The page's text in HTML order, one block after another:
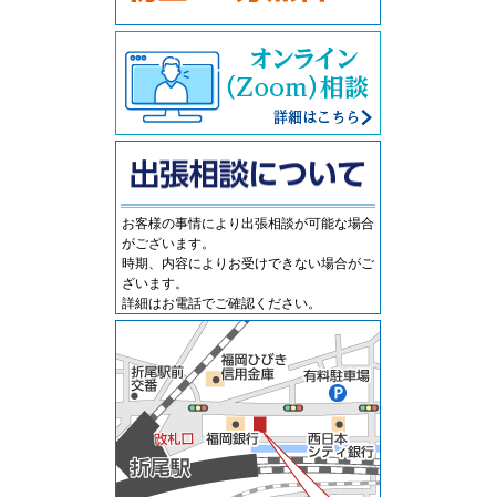
お客様の事情により出張相談が可能な場合
がございます。
時期、内容によりお受けできない場合がご
ざいます。
詳細はお電話でご確認ください。